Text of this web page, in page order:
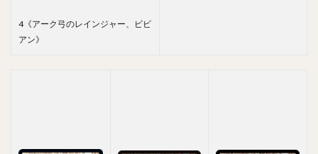
4《アーク弓のレインジャー、ビビ
アン》